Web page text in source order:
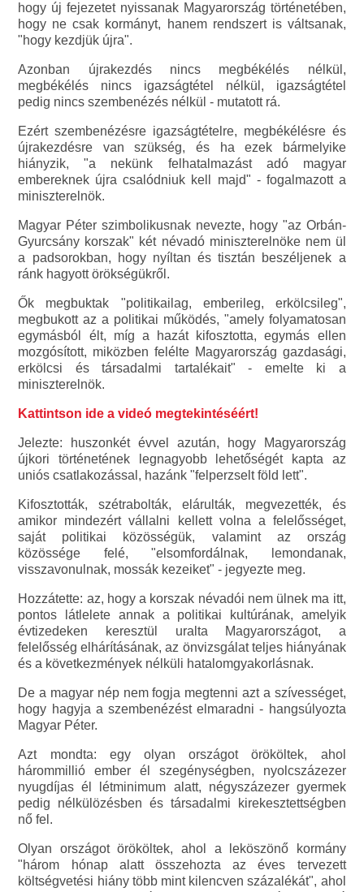
hogy új fejezetet nyissanak Magyarország történetében,
hogy ne csak kormányt, hanem rendszert is váltsanak,
"hogy kezdjük újra".
Azonban újrakezdés nincs megbékélés nélkül,
megbékélés nincs igazságtétel nélkül, igazságtétel
pedig nincs szembenézés nélkül - mutatott rá.
Ezért szembenézésre igazságtételre, megbékélésre és
újrakezdésre van szükség, és ha ezek bármelyike
hiányzik, "a nekünk felhatalmazást adó magyar
embereknek újra csalódniuk kell majd" - fogalmazott a
miniszterelnök.
Magyar Péter szimbolikusnak nevezte, hogy "az Orbán-
Gyurcsány korszak" két névadó miniszterelnöke nem ül
a padsorokban, hogy nyíltan és tisztán beszéljenek a
ránk hagyott örökségükről.
Ők megbuktak "politikailag, emberileg, erkölcsileg",
megbukott az a politikai működés, "amely folyamatosan
egymásból élt, míg a hazát kifosztotta, egymás ellen
mozgósított, miközben felélte Magyarország gazdasági,
erkölcsi és társadalmi tartalékait" - emelte ki a
miniszterelnök.
Kattintson ide a videó megtekintéséért!
Jelezte: huszonkét évvel azután, hogy Magyarország
újkori történetének legnagyobb lehetőségét kapta az
uniós csatlakozással, hazánk "felperzselt föld lett".
Kifosztották, szétrabolták, elárulták, megvezették, és
amikor mindezért vállalni kellett volna a felelősséget,
saját politikai közösségük, valamint az ország
közössége felé, "elsomfordálnak, lemondanak,
visszavonulnak, mossák kezeiket" - jegyezte meg.
Hozzátette: az, hogy a korszak névadói nem ülnek ma itt,
pontos látlelete annak a politikai kultúrának, amelyik
évtizedeken keresztül uralta Magyarországot, a
felelősség elhárításának, az önvizsgálat teljes hiányának
és a következmények nélküli hatalomgyakorlásnak.
De a magyar nép nem fogja megtenni azt a szívességet,
hogy hagyja a szembenézést elmaradni - hangsúlyozta
Magyar Péter.
Azt mondta: egy olyan országot örököltek, ahol
hárommillió ember él szegénységben, nyolcszázezer
nyugdíjas él létminimum alatt, négyszázezer gyermek
pedig nélkülözésben és társadalmi kirekesztettségben
nő fel.
Olyan országot örököltek, ahol a leköszönő kormány
"három hónap alatt összehozta az éves tervezett
költségvetési hiány több mint kilencven százalékát", ahol